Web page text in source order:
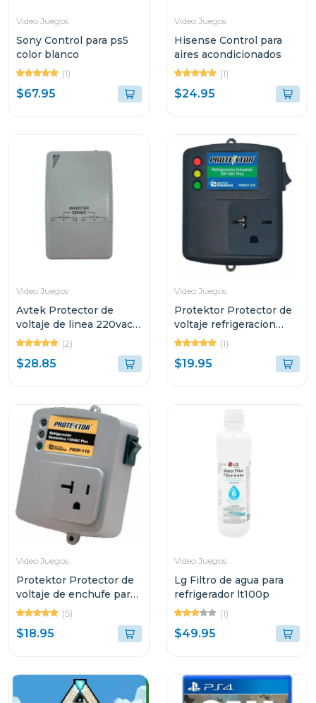
Video Juegos
Sony Control para ps5
color blanco
(1)
$67.95
Video Juegos
Hisense Control para
aires acondicionados
(1)
$24.95
Video Juegos
Avtek Protector de
voltaje de linea 220vac
supresor de alta
capacidad pebas-
b230/21j
(2)
$28.85
Video Juegos
Protektor Protector de
voltaje refrigeracion
industrial 220v
(1)
$19.95
Video Juegos
Protektor Protector de
voltaje de enchufe para
refrigeracion domestica
110 vac plus
(5)
$18.95
Video Juegos
Lg Filtro de agua para
refrigerador lt100p
(1)
$49.95